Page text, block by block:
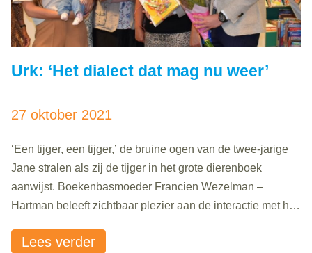
Urk: ‘Het dialect dat mag nu weer’
27 oktober 2021
‘Een tijger, een tijger,’ de bruine ogen van de twee-jarige
Jane stralen als zij de tijger in het grote dierenboek
aanwijst. Boekenbasmoeder Francien Wezelman –
Hartman beleeft zichtbaar plezier aan de interactie met het
de honderd eerste kinderen geboren. Tachtig procent van
Lees verder